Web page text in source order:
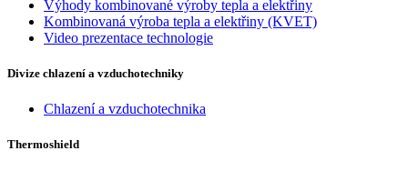
Výhody kombinované výroby tepla a elektřiny
Kombinovaná výroba tepla a elektřiny (KVET)
Video prezentace technologie
Divize chlazení a vzduchotechniky
Chlazení a vzduchotechnika
Thermoshield